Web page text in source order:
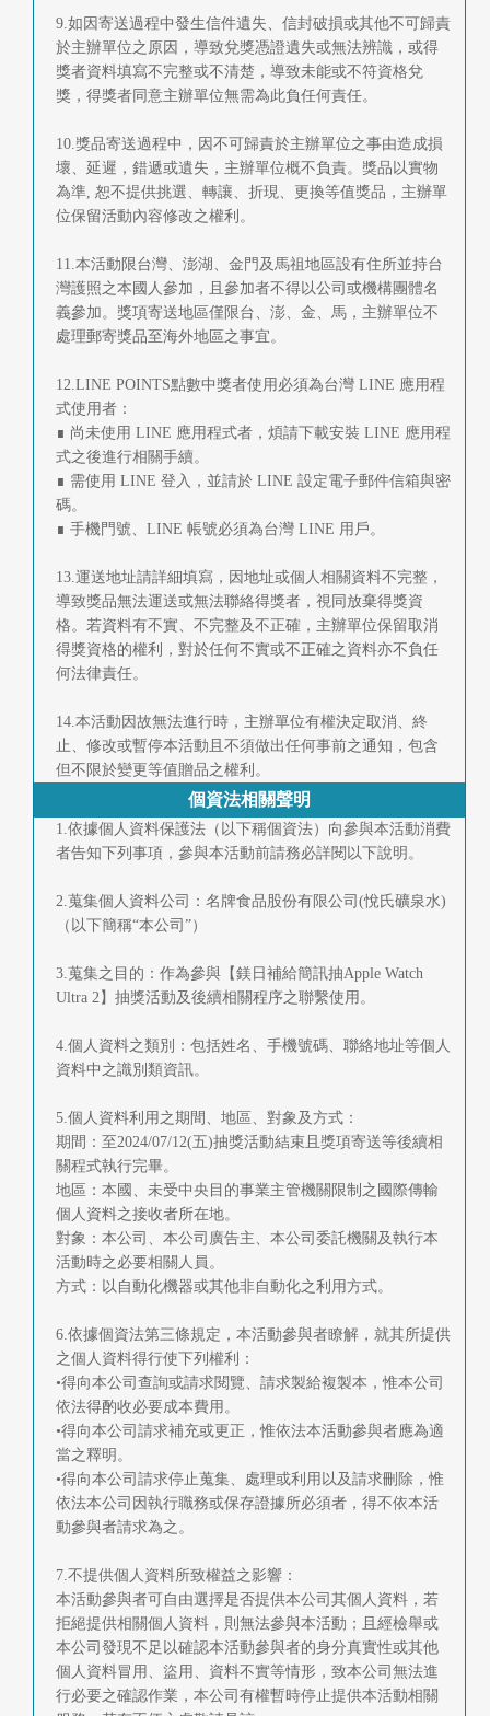
9.如因寄送過程中發生信件遺失、信封破損或其他不可歸責
於主辦單位之原因，導致兌獎憑證遺失或無法辨識，或得
獎者資料填寫不完整或不清楚，導致未能或不符資格兌
獎，得獎者同意主辦單位無需為此負任何責任。
10.獎品寄送過程中，因不可歸責於主辦單位之事由造成損
壞、延遲，錯遞或遺失，主辦單位概不負責。獎品以實物
為準, 恕不提供挑選、轉讓、折現、更換等值獎品，主辦單
位保留活動內容修改之權利。
11.本活動限台灣、澎湖、金門及馬祖地區設有住所並持台
灣護照之本國人參加，且參加者不得以公司或機構團體名
義參加。獎項寄送地區僅限台、澎、金、馬，主辦單位不
處理郵寄獎品至海外地區之事宜。
12.LINE POINTS點數中獎者使用必須為台灣 LINE 應用程
式使用者：
∎ 尚未使用 LINE 應用程式者，煩請下載安裝 LINE 應用程
式之後進行相關手續。
∎ 需使用 LINE 登入，並請於 LINE 設定電子郵件信箱與密
碼。
∎ 手機門號、LINE 帳號必須為台灣 LINE 用戶。
13.運送地址請詳細填寫，因地址或個人相關資料不完整，
導致獎品無法運送或無法聯絡得獎者，視同放棄得獎資
格。若資料有不實、不完整及不正確，主辦單位保留取消
得獎資格的權利，對於任何不實或不正確之資料亦不負任
何法律責任。
14.本活動因故無法進行時，主辦單位有權決定取消、終
止、修改或暫停本活動且不須做出任何事前之通知，包含
但不限於變更等值贈品之權利。
個資法相關聲明
1.依據個人資料保護法（以下稱個資法）向參與本活動消費
者告知下列事項，參與本活動前請務必詳閱以下說明。
2.蒐集個人資料公司：名牌食品股份有限公司(悅氏礦泉水)
（以下簡稱“本公司”）
3.蒐集之目的：作為參與【鎂日補給簡訊抽Apple Watch
Ultra 2】抽獎活動及後續相關程序之聯繫使用。
4.個人資料之類別：包括姓名、手機號碼、聯絡地址等個人
資料中之識別類資訊。
5.個人資料利用之期間、地區、對象及方式：
期間：至2024/07/12(五)抽獎活動結束且獎項寄送等後續相
關程式執行完畢。
地區：本國、未受中央目的事業主管機關限制之國際傳輸
個人資料之接收者所在地。
對象：本公司、本公司廣告主、本公司委託機關及執行本
活動時之必要相關人員。
方式：以自動化機器或其他非自動化之利用方式。
6.依據個資法第三條規定，本活動參與者瞭解，就其所提供
之個人資料得行使下列權利：
•得向本公司查詢或請求閱覽、請求製給複製本，惟本公司
依法得酌收必要成本費用。
•得向本公司請求補充或更正，惟依法本活動參與者應為適
當之釋明。
•得向本公司請求停止蒐集、處理或利用以及請求刪除，惟
依法本公司因執行職務或保存證據所必須者，得不依本活
動參與者請求為之。
7.不提供個人資料所致權益之影響：
本活動參與者可自由選擇是否提供本公司其個人資料，若
拒絕提供相關個人資料，則無法參與本活動；且經檢舉或
本公司發現不足以確認本活動參與者的身分真實性或其他
個人資料冒用、盜用、資料不實等情形，致本公司無法進
行必要之確認作業，本公司有權暫時停止提供本活動相關